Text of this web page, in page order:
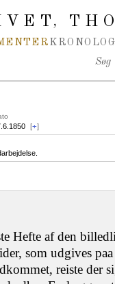
,
Søg
[+]
Hefte af den
som udgives
reiste der